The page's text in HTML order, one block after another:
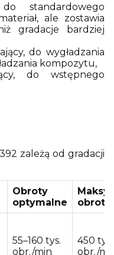
standardowego
ale zostawia
gradacje bardziej
do wygładzania
kompozytu,
do wstępnego
zależą od gradacji
Obroty
optymalne
obroty
55–160 tys.
obr./min
450 tys.
obr./